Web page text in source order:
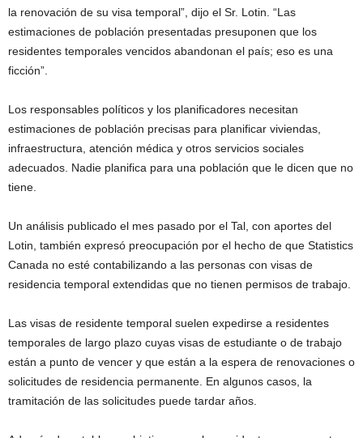
la renovación de su visa temporal”, dijo el Sr. Lotin. “Las
estimaciones de población presentadas presuponen que los
residentes temporales vencidos abandonan el país; eso es una
ficción”.
Los responsables políticos y los planificadores necesitan
estimaciones de población precisas para planificar viviendas,
infraestructura, atención médica y otros servicios sociales
adecuados. Nadie planifica para una población que le dicen que no
tiene.
Un análisis publicado el mes pasado por el Tal, con aportes del
Lotin, también expresó preocupación por el hecho de que Statistics
Canada no esté contabilizando a las personas con visas de
residencia temporal extendidas que no tienen permisos de trabajo.
Las visas de residente temporal suelen expedirse a residentes
temporales de largo plazo cuyas visas de estudiante o de trabajo
están a punto de vencer y que están a la espera de renovaciones o
solicitudes de residencia permanente. En algunos casos, la
tramitación de las solicitudes puede tardar años.